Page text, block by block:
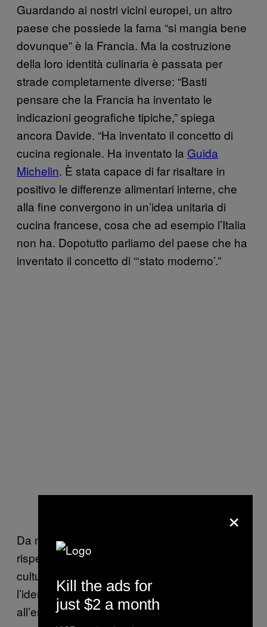
Guardando ai nostri vicini europei, un altro
paese che possiede la fama “si mangia bene
dovunque” è la Francia. Ma la costruzione
della loro identità culinaria è passata per
strade completamente diverse: “Basti
pensare che la Francia ha inventato le
indicazioni geografiche tipiche,” spiega
ancora Davide. “Ha inventato il concetto di
cucina regionale. Ha inventato la Guida
Michelin. È stata capace di far risaltare in
positivo le differenze alimentari interne, che
alla fine convergono in un’idea unitaria di
cucina francese, cosa che ad esempio l’Italia
non ha. Dopotutto parliamo del paese che ha
inventato il concetto di “‘stato moderno’.”
Da noi invece “il conflitto alimentare
rispecchia una storia di assimilazione
culturale.” Noi italiani abbiamo inventato
l’identità per contrasto, sia all’interno che
all’esterno, in un processo disordinato che ha
×
Kill the ads for
just $2 a month